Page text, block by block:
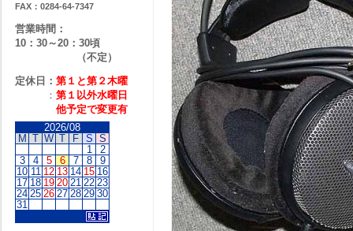
FAX：0284-64-7347
営業時間：
10：30～20：30頃
（不定）
定休日： 第１と第２木曜
： 第１以外水曜日
他予定で変更有
2026/08
M T W T F S S
1
2
3
4 5 6 7 8
9
10 11 12 13 14 15 16
17 18 19 20 21 22 23
24 25 26 27 28 29 30
31